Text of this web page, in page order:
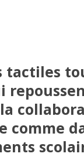
tactiles
comme